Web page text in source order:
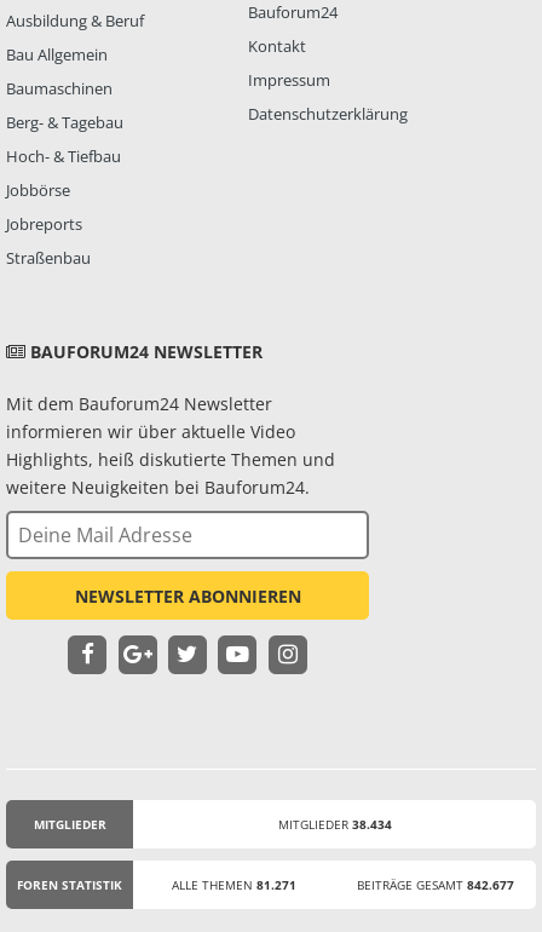
Ausbildung & Beruf
Bau Allgemein
Baumaschinen
Berg- & Tagebau
Hoch- & Tiefbau
Jobbörse
Jobreports
Straßenbau
Bauforum24
Kontakt
Impressum
Datenschutzerklärung
BAUFORUM24 NEWSLETTER
Mit dem Bauforum24 Newsletter
informieren wir über aktuelle Video
Highlights, heiß diskutierte Themen und
weitere Neuigkeiten bei Bauforum24.
NEWSLETTER ABONNIEREN
MITGLIEDER MITGLIEDER 38.434
FOREN STATISTIK ALLE THEMEN 81.271 BEITRÄGE GESAMT 842.677